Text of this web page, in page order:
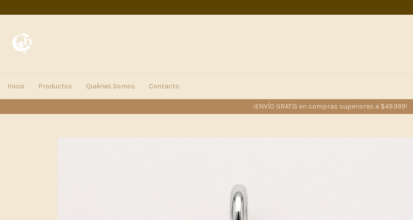
¡ENVÍO GRATIS en compras superiores a $49.999!
Inicio Productos Quiénes Somos Contacto